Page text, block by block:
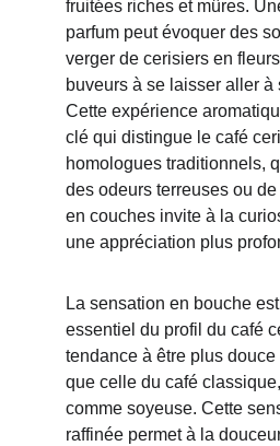
fruitées riches et mûres.
parfum peut évoquer des
verger de cerisiers en
buveurs à se laisser aller à
Cette expérience
clé qui distingue le café
homologues traditionnels,
des odeurs terreuses ou
en couches invite à la
une appréciation plus
La sensation en bouche
essentiel du profil du café
tendance à être plus
que celle du café
comme soyeuse. Cette
raffinée permet à la